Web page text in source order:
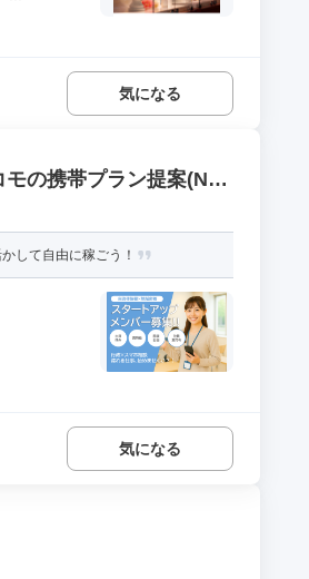
気になる
の携帯プラン提案(ND
して自由に稼ごう！
気になる